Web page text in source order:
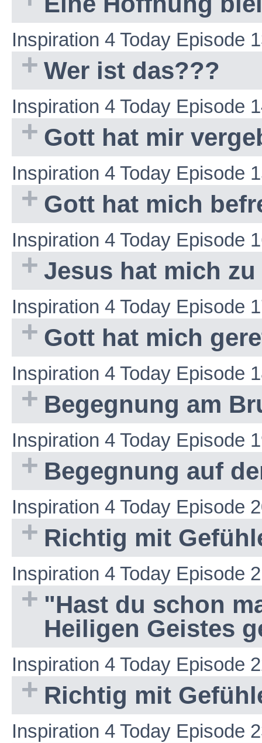
Inspiration 4 Today Episode
Wer ist das???
Inspiration 4 Today Episode
Gott hat mir
Inspiration 4 Today Episode
Gott hat mich
Inspiration 4 Today Episode
Jesus hat mich
Inspiration 4 Today Episode
Gott hat mich
Inspiration 4 Today Episode
Begegnung am
Inspiration 4 Today Episode
Begegnung auf
Inspiration 4 Today Episode
Richtig mit
Inspiration 4 Today Episode
"Hast du schon
Heiligen Geistes
Inspiration 4 Today Episode
Richtig mit
Inspiration 4 Today Episode